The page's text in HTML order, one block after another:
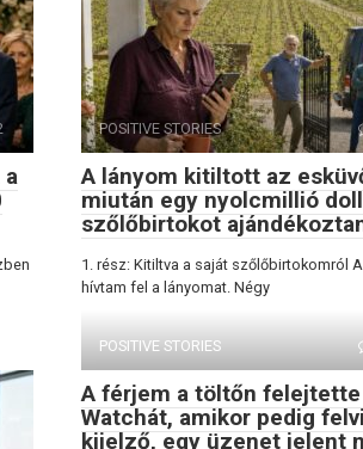
a
POSITIVE STORIES
A lányom kitiltott az
miután egy nyolcmillió
szőlőbirtokot
1. rész: Kitiltva a saját szőlőbirtokomról
hívtam fel a lányomat. Négy
POSITIVE STORIES
A férjem a töltőn felejtette
Watchát, amikor pedig
kijelző, egy üzenet jelent